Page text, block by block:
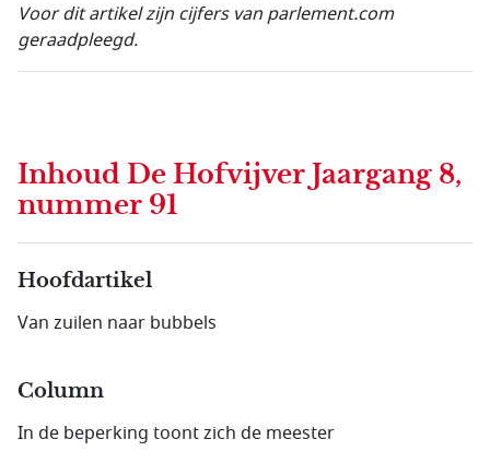
Voor dit artikel zijn cijfers van parlement.com
geraadpleegd.
Inhoud De Hofvijver Jaargang 8,
nummer 91
Hoofdartikel
Van zuilen naar bubbels
Column
In de beperking toont zich de meester